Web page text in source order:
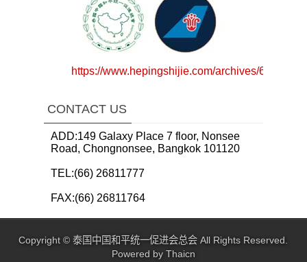
https://www.hepingshijie.com/archives/64783
CONTACT US
ADD:149 Galaxy Place 7 floor, Nonsee
Road, Chongnonsee, Bangkok 101120
TEL:(66) 26811777
FAX:(66) 26811764
Copyright ©泰国中国和平统一促进会总会 All Rights Reserved.
Powered by Thaicn